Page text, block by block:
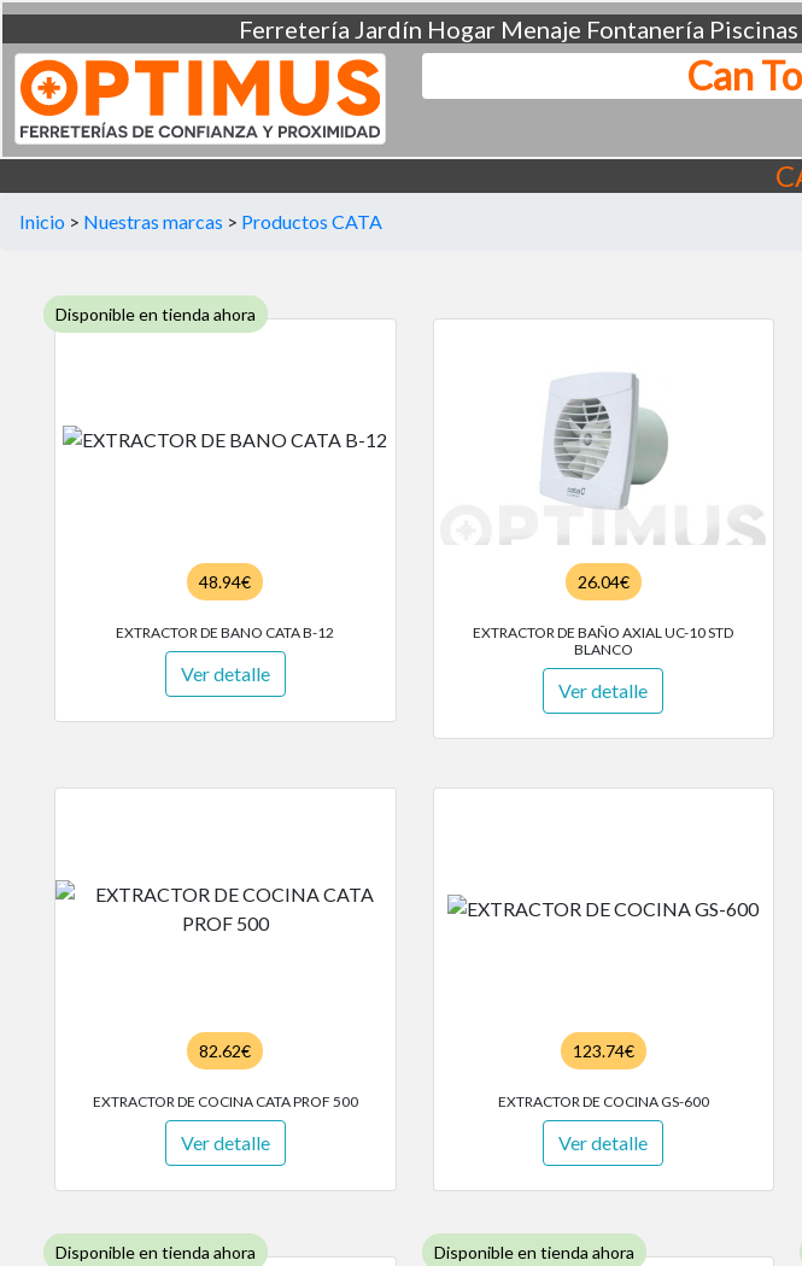
Ferretería Jardín Hogar Menaje Fontanería Piscinas
Can
Inicio > Nuestras marcas > Productos CATA
Disponible en tienda ahora
48.94€
EXTRACTOR DE BANO CATA B-12
Ver detalle
26.04€
EXTRACTOR DE BAÑO AXIAL UC-10 STD
BLANCO
Ver detalle
82.62€
EXTRACTOR DE COCINA CATA PROF 500
Ver detalle
123.74€
EXTRACTOR DE COCINA GS-600
Ver detalle
Disponible en tienda ahora Disponible en tienda ahora